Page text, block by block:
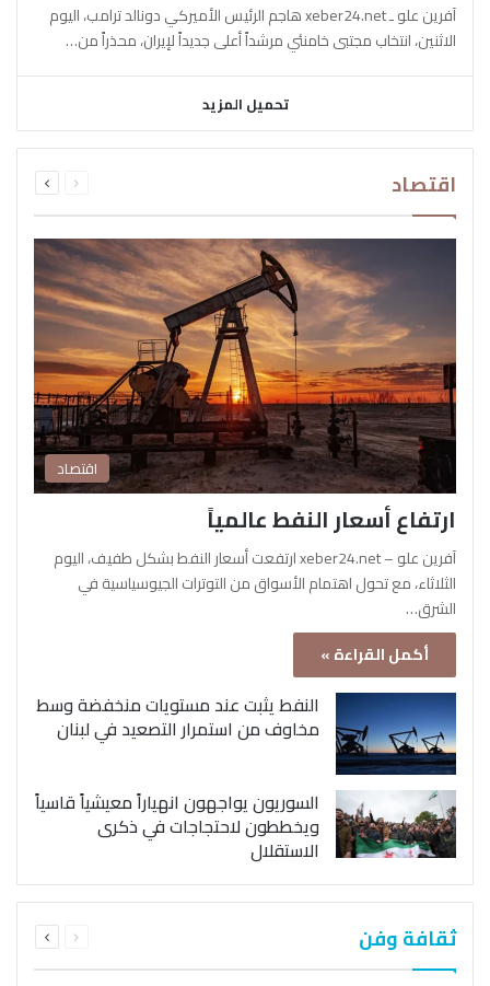
آفرين علو ـ xeber24.net هاجم الرئيس الأميركي دونالد ترامب، اليوم
الاثنين، انتخاب مجتبى خامنئي مرشداً أعلى جديداً لإيران، محذراً من…
تحميل المزيد
اقتصاد الصفحةالصفحة
اقتصاد
ارتفاع أسعار النفط عالمياً
آفرين علو – xeber24.net ارتفعت أسعار النفط بشكل طفيف، اليوم
الثلاثاء، مع تحول اهتمام الأسواق من التوترات الجيوسياسية في
الشرق…
أكمل القراءة »
النفط يثبت عند مستويات منخفضة وسط
مخاوف من استمرار التصعيد في لبنان
السوريون يواجهون انهياراً معيشياً قاسياً
ويخططون لاحتجاجات في ذكرى
الاستقلال
ثقافة وفن الصفحةالصفحة